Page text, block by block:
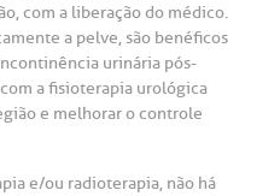
com a liberação do médico.
a pelve, são benéficos
urinária pós-
a fisioterapia urológica
e melhorar o controle
e/ou radioterapia, não há